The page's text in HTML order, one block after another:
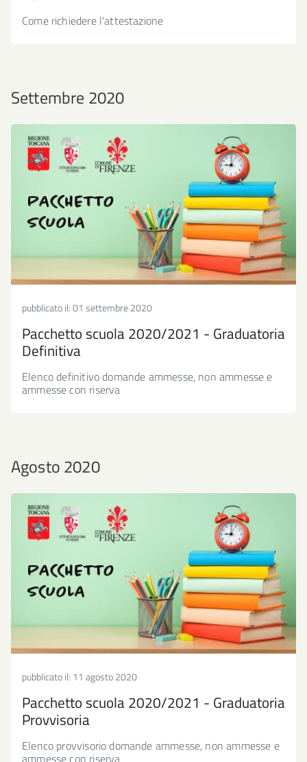
Come richiedere l'attestazione
Settembre 2020
pubblicato il:01 settembre 2020
Pacchetto scuola 2020/2021 - Graduatoria
Definitiva
Elenco definitivo domande ammesse, non ammesse e
ammesse con riserva
Agosto 2020
pubblicato il: 11 agosto 2020
Pacchetto scuola 2020/2021 - Graduatoria
Provvisoria
Elenco provvisorio domande ammesse, non ammesse e
ammesse con riserva